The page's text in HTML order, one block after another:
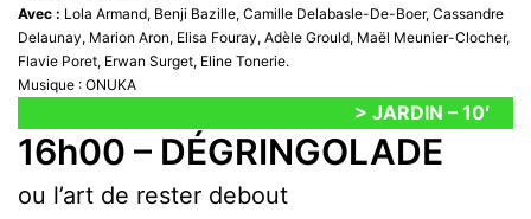
Avec : Lola Armand, Benji Bazille, Camille Delabasle-De-Boer, Cassandre
Delaunay, Marion Aron, Elisa Fouray, Adèle Grould, Maël Meunier-Clocher,
Flavie Poret, Erwan Surget, Eline Tonerie.
Musique : ONUKA
> JARDIN – 10′
16h00 – DÉGRINGOLADE
ou l’art de rester debout